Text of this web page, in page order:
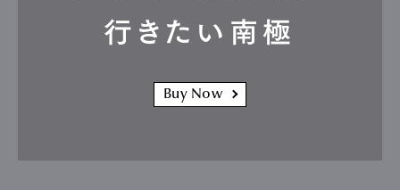
行きたい南極
Buy Now